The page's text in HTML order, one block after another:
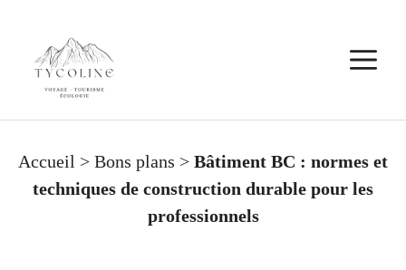
contenu
Accueil > Bons plans > Bâtiment BC : normes et
techniques de construction durable pour les
professionnels